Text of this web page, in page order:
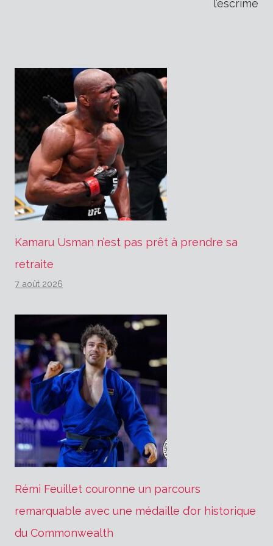
l’escrime
Kamaru Usman n’est pas prêt à prendre sa
retraite
7 août 2026
Rémi Feuillet couronne un parcours
remarquable avec une médaille d’or historique
du Commonwealth